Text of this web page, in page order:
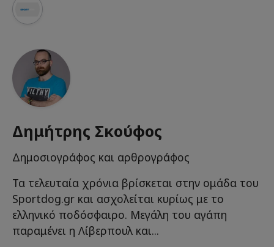
Δημήτρης Σκούφος
Δημοσιογράφος και αρθρογράφος
Τα τελευταία χρόνια βρίσκεται στην ομάδα του
Sportdog.gr και ασχολείται κυρίως με το
ελληνικό ποδόσφαιρο. Μεγάλη του αγάπη
παραμένει η Λίβερπουλ και...